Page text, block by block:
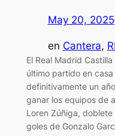
May 20, 2025
en Cantera,
El Real Madrid
último partido en
definitivamente un
ganar los equipos de
Loren Zúñiga,
goles de Gonzalo